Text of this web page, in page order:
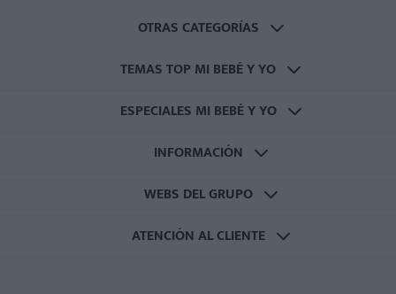
OTRAS CATEGORÍAS
TEMAS TOP MI BEBÉ Y YO
ESPECIALES MI BEBÉ Y YO
INFORMACIÓN
WEBS DEL GRUPO
ATENCIÓN AL CLIENTE